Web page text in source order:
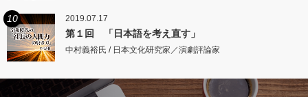
10 2019.07.17
第１回 「日本語を考え直す」
中村義裕氏 / 日本文化研究家／演劇評論家